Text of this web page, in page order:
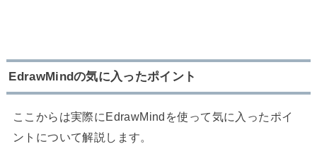
EdrawMindの気に入ったポイント
ここからは実際にEdrawMindを使って気に入ったポイ
ントについて解説します。